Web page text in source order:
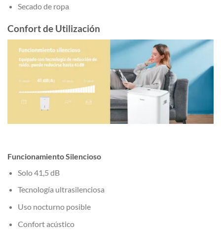
Secado de ropa
Confort de Utilización
Funcionamiento Silencioso
Solo 41,5 dB
Tecnología ultrasilenciosa
Uso nocturno posible
Confort acústico